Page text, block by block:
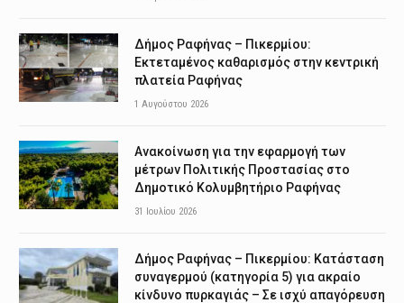
Δήμος Ραφήνας – Πικερμίου:
Εκτεταμένος καθαρισμός στην κεντρική
πλατεία Ραφήνας
1 Αυγούστου 2026
Ανακοίνωση για την εφαρμογή των
μέτρων Πολιτικής Προστασίας στο
Δημοτικό Κολυμβητήριο Ραφήνας
31 Ιουλίου 2026
Δήμος Ραφήνας – Πικερμίου: Κατάσταση
συναγερμού (κατηγορία 5) για ακραίο
κίνδυνο πυρκαγιάς – Σε ισχύ απαγόρευση